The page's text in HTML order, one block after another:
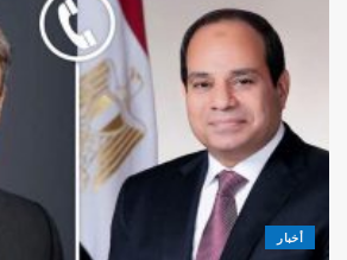
المسلماني
مساعد رئيس
تقدم نموذجاً
إغاثة غزة رغم
أخبار